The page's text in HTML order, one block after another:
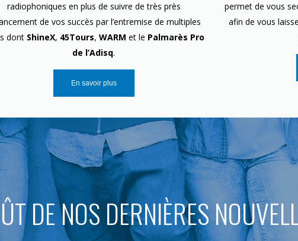
radiophoniques en plus de suivre de très près
de vos succès par l’entremise de multiples
dont ShineX, 45Tours, WARM et le Palmarès Pro
de l’Adisq.
En savoir plus
permet de vous
afin de vous
DE NOS DERNIÈRES